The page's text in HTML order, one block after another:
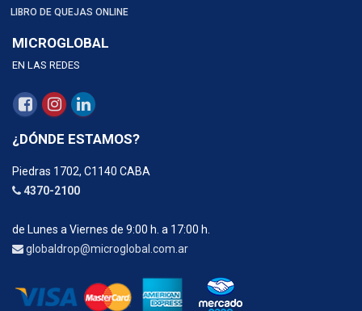
LIBRO DE QUEJAS ONLINE
MICROGLOBAL
EN LAS REDES
¿DÓNDE ESTAMOS?
Piedras 1702, C1140 CABA
4370-2100
de Lunes a Viernes de 9:00 h. a 17:00 h.
globaldrop@microglobal.com.ar